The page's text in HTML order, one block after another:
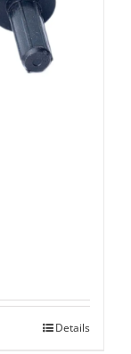
Details